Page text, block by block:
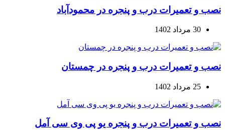
نصب و تعمیرات درب و پنجره در محمودآباد
30 مرداد 1402
نصب و تعمیرات درب و پنجره در چمستان
25 مرداد 1402
نصب و تعمیرات درب و پنجره یو پی وی سی آمل